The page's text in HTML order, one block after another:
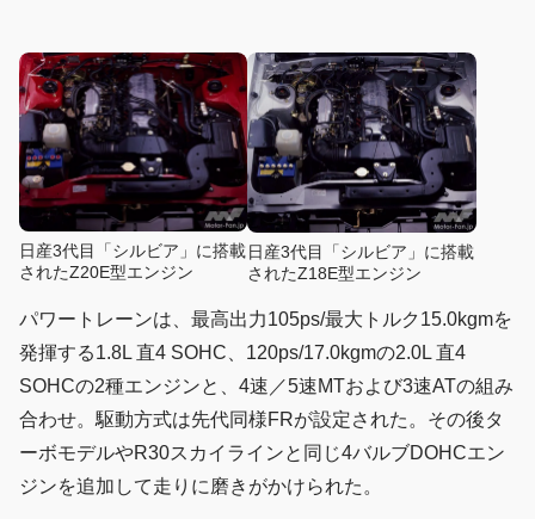
日産3代目「シルビア」に搭載
されたZ20E型エンジン
日産3代目「シルビア」に搭載
されたZ18E型エンジン
パワートレーンは、最高出力105ps/最大トルク15.0kgmを
発揮する1.8L 直4 SOHC、120ps/17.0kgmの2.0L 直4
SOHCの2種エンジンと、4速／5速MTおよび3速ATの組み
合わせ。駆動方式は先代同様FRが設定された。その後タ
ーボモデルやR30スカイラインと同じ4バルブDOHCエン
ジンを追加して走りに磨きがかけられた。